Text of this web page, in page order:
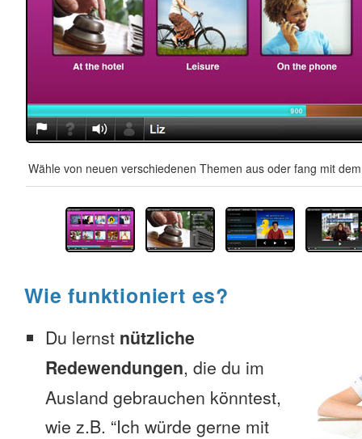
Wähle von neuen verschiedenen Themen aus oder fang mit
Wie funktioniert es?
Du lernst nützliche
Redewendungen, die du im
Ausland gebrauchen könntest,
wie z.B. “Ich würde gerne mit